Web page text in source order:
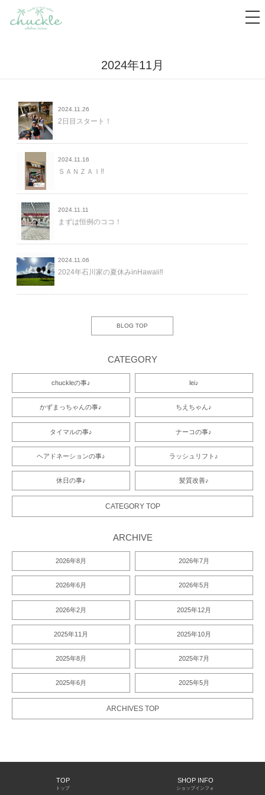
2024年11月
2024.11.26
2日目スタート！
2024.11.16
ＳＡＮＺＡＩ‼️
2024.11.11
まずは恒例のココ！
2024.11.06
2024年石川家の夏休みinHawaii‼️
BLOG TOP
CATEGORY
chuckleの事♪ lei♪
かずまっちゃんの事♪ ちえちゃん♪
タイマルの事♪ ナーコの事♪
ヘアドネーションの事♪ ラッシュリフト♪
休日の事♪ 髪質改善♪
CATEGORY TOP
ARCHIVE
2026年8月 2026年7月
2026年6月 2026年5月
2026年2月 2025年12月
2025年11月 2025年10月
2025年8月 2025年7月
2025年6月 2025年5月
ARCHIVES TOP
TOP
トップ
SHOP INFO
ショップインフォ